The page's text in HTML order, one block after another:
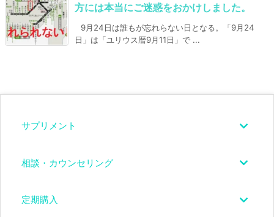
方には本当にご迷惑をおかけしました。
9月24日は誰もが忘れらない日となる。「9月24
日」は「ユリウス暦9月11日」で ...
サプリメント
相談・カウンセリング
定期購入